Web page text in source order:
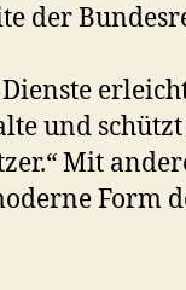
der
und
Mit
Form